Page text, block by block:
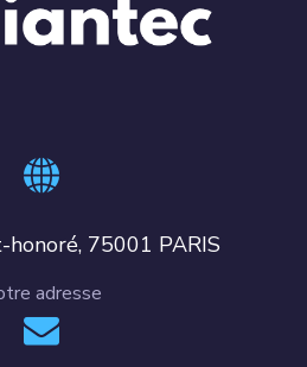
honoré, 75001 PARIS
adresse